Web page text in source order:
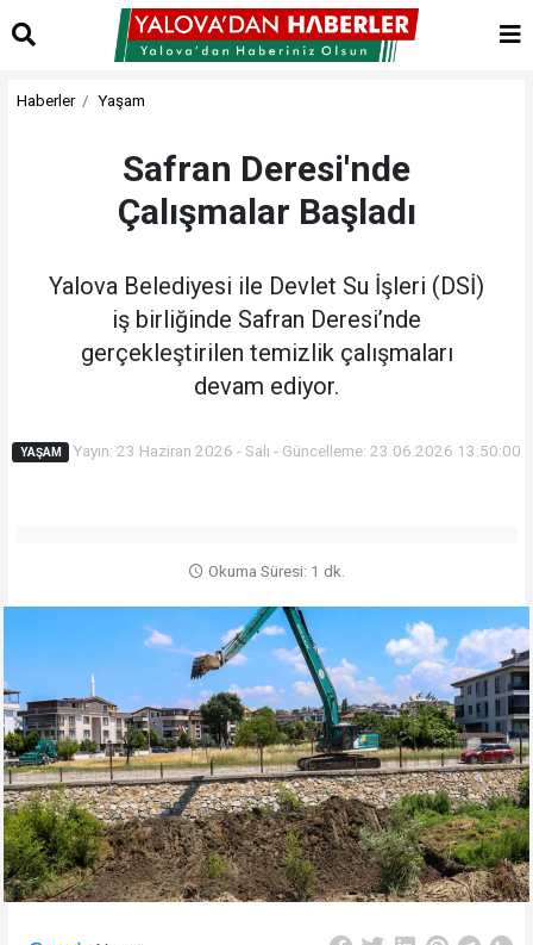
Haberler Yaşam
Safran Deresi'nde
Çalışmalar Başladı
Yalova Belediyesi ile Devlet Su İşleri (DSİ)
iş birliğinde Safran Deresi’nde
gerçekleştirilen temizlik çalışmaları
devam ediyor.
YAŞAM Yayın: 23 Haziran 2026 - Salı - Güncelleme: 23.06.2026 13:50:00
Okuma Süresi: 1 dk.